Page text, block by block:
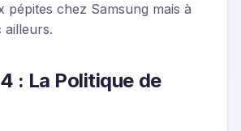
pépites chez Samsung mais à
ailleurs.
: La Politique de